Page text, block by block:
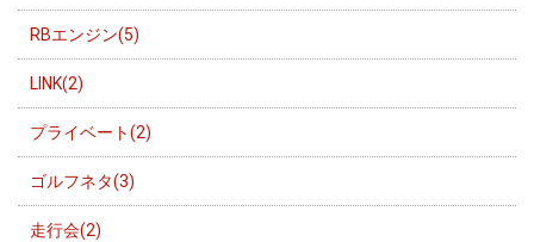
RBエンジン(5)
LINK(2)
プライベート(2)
ゴルフネタ(3)
走行会(2)